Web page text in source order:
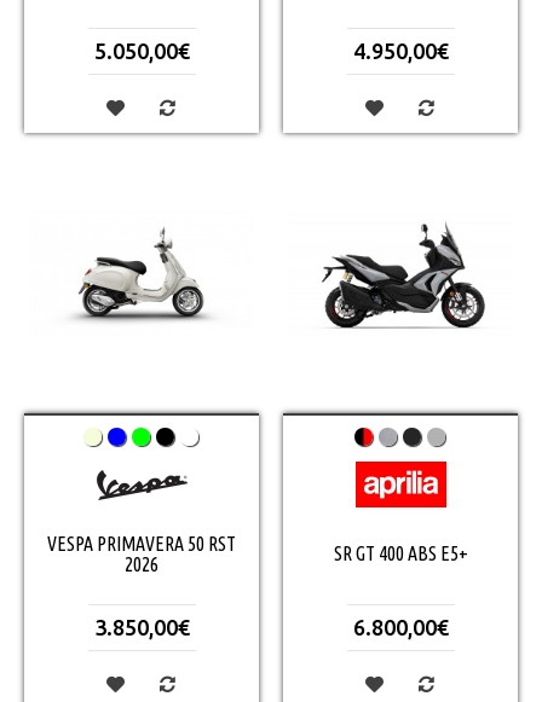
5.050,00€ 4.950,00€
VESPA PRIMAVERA 50 RST
2026
3.850,00€
SR GT 400 ABS E5+
6.800,00€